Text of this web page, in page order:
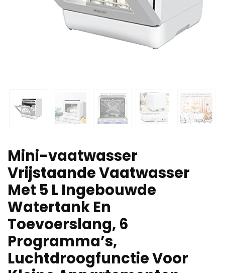
Mini-vaatwasser
Vrijstaande Vaatwasser
Met 5 L Ingebouwde
Watertank En
Toevoerslang, 6
Programma’s,
Luchtdroogfunctie Voor